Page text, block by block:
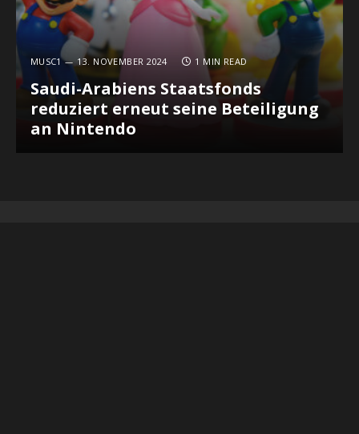
MUSC1 13. NOVEMBER 2024 1 MIN READ
Saudi-Arabiens Staatsfonds
reduziert erneut seine Beteiligung
an Nintendo